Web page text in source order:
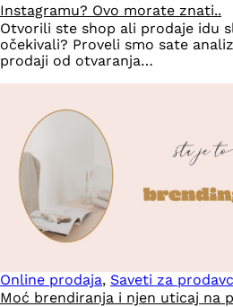
Instagramu? Ovo morate znati..
Otvorili ste shop ali prodaje idu
očekivali? Proveli smo sate
prodaji od otvaranja…
Online prodaja, Saveti za
Moć brendiranja i njen uticaj na